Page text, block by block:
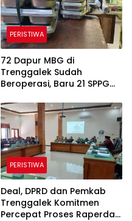
PERISTIWA
72 Dapur MBG di
Trenggalek Sudah
Beroperasi, Baru 21 SPPG
Komunikasi Jadi
Tantangan
PERISTIWA
Deal, DPRD dan Pemkab
Trenggalek Komitmen
Percepat Proses Raperda